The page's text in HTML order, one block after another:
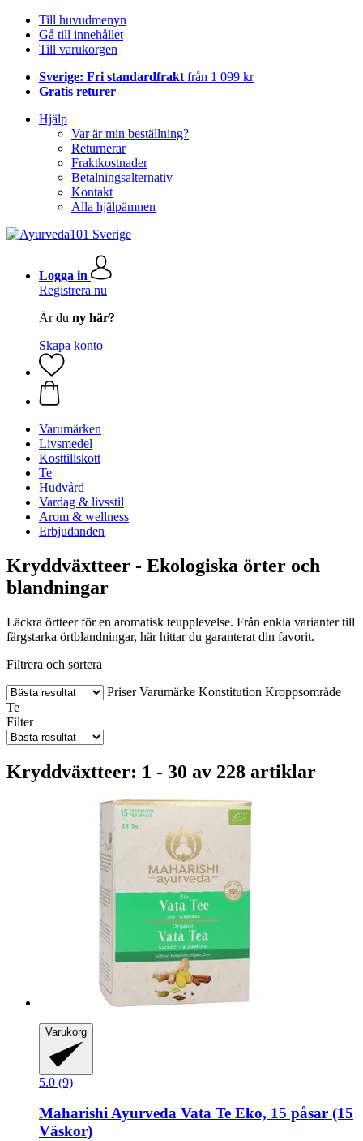
Till huvudmenyn
Gå till innehållet
Till varukorgen
Sverige: Fri standardfrakt från 1 099 kr
Gratis returer
Hjälp
Var är min beställning?
Returnerar
Fraktkostnader
Betalningsalternativ
Kontakt
Alla hjälpämnen
Logga in
Registrera nu
Är du ny här?
Skapa konto
Varumärken
Livsmedel
Kosttillskott
Te
Hudvård
Vardag & livsstil
Arom & wellness
Erbjudanden
Kryddväxtteer - Ekologiska örter och
blandningar
Läckra örtteer för en aromatisk teupplevelse. Från enkla varianter till
färgstarka örtblandningar, här hittar du garanterat din favorit.
Filtrera och sortera
Priser Varumärke Konstitution Kroppsområde
Te
Filter
Kryddväxtteer: 1 - 30 av 228 artiklar
Varukorg
5.0 (9)
Maharishi Ayurveda Vata Te Eko, 15 påsar (15
Väskor)